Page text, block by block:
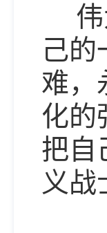
伟
己的
难，
化的
把自
义战